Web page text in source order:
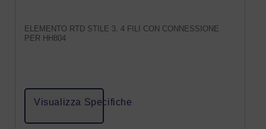
ELEMENTO RTD STILE 3, 4 FILI CON CONNESSIONE
PER HH804
Visualizza Specifiche